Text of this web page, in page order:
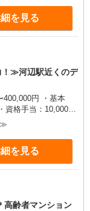
を見る
≫河辺駅近くのデ
400,000円 ・基本
資格手当：10,000〜
70,000円 ・処遇改
続年数、保有資格
：20,000円（10時
場合には超過勤務
≫
を見る
齢者マンション